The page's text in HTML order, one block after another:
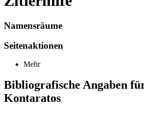
Namensräume
Seitenaktionen
Mehr
Bibliografische Angaben
Kontaratos